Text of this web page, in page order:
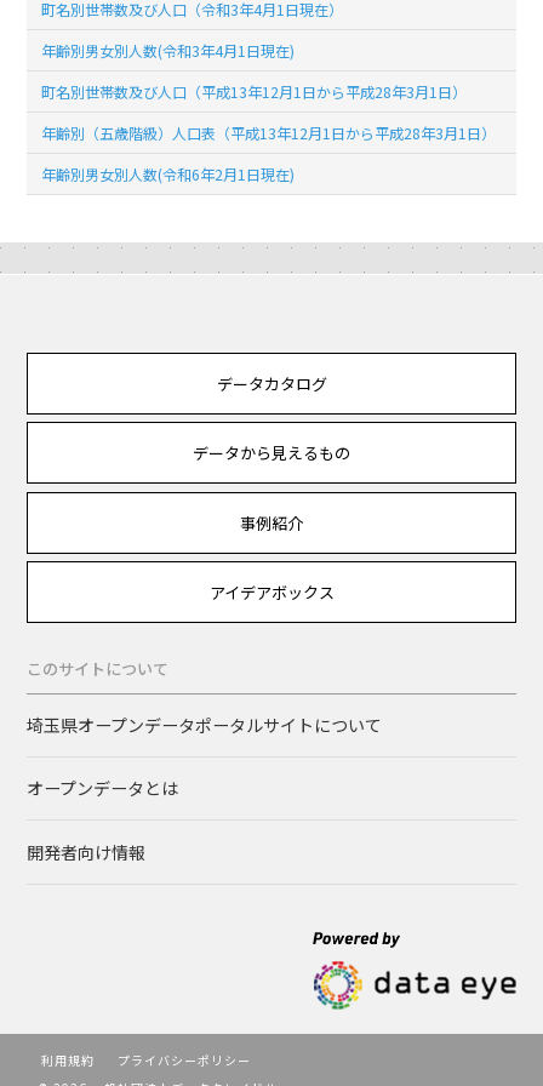
町名別世帯数及び人口（令和3年4月1日現在）
年齢別男女別人数(令和3年4月1日現在)
町名別世帯数及び人口（平成13年12月1日から平成28年3月1日）
年齢別（五歳階級）人口表（平成13年12月1日から平成28年3月1日）
年齢別男女別人数(令和6年2月1日現在)
データカタログ
データから見えるもの
事例紹介
アイデアボックス
このサイトについて
埼玉県オープンデータポータルサイトについて
オープンデータとは
開発者向け情報
利用規約
プライバシーポリシー